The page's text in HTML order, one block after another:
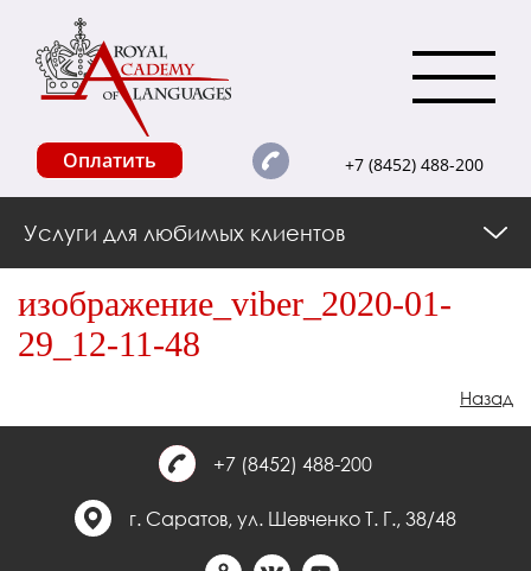
Оплатить +7 (8452) 488-200
Услуги для любимых клиентов
изображение_viber_2020-01-
29_12-11-48
Назад
+7 (8452) 488-200
г. Саратов, ул. Шевченко Т. Г., 38/48